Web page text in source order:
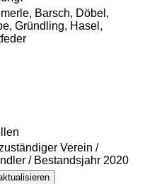
Barsch, Döbel,
Gründling, Hasel,
Verein /
/ Bestandsjahr 2020